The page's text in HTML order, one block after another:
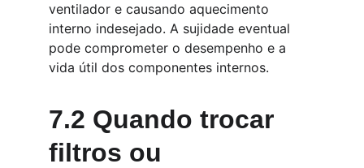
ventilador e causando aquecimento
interno indesejado. A sujidade eventual
pode comprometer o desempenho e a
vida útil dos componentes internos.
7.2 Quando trocar
filtros ou